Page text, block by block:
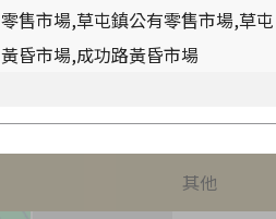
零售市場,草屯鎮公有零售市場,草屯
黃昏市場,成功路黃昏市場
其他